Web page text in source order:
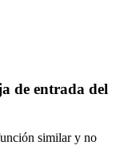
de entrada del
similar y no